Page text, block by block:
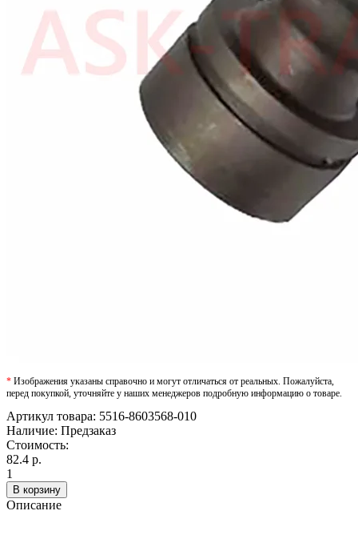
* Изображения указаны справочно и могут отличаться от реальных. Пожалуйста,
перед покупкой, уточняйте у наших менеджеров подробную информацию о товаре.
Артикул товара: 5516-8603568-010
Наличие: Предзаказ
Стоимость:
82.4 р.
1
В корзину
Описание